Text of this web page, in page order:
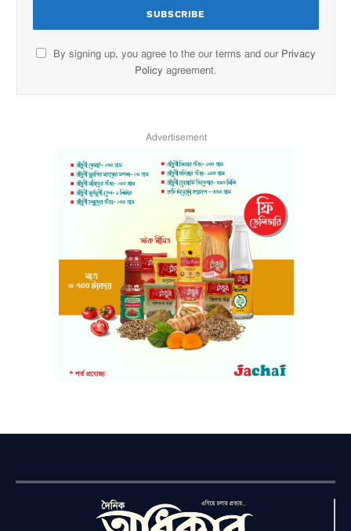
By signing up, you agree to the our terms and our Privacy
Policy agreement.
Advertisement